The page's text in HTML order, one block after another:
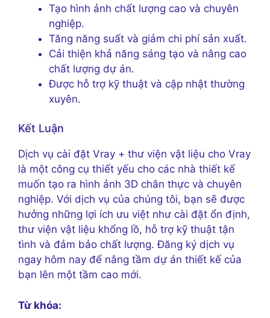
Tạo hình ảnh chất lượng cao và chuyên
nghiệp.
Tăng năng suất và giảm chi phí sản xuất.
Cải thiện khả năng sáng tạo và nâng cao
chất lượng dự án.
Được hỗ trợ kỹ thuật và cập nhật thường
xuyên.
Kết Luận
Dịch vụ cài đặt Vray + thư viện vật liệu cho Vray
là một công cụ thiết yếu cho các nhà thiết kế
muốn tạo ra hình ảnh 3D chân thực và chuyên
nghiệp. Với dịch vụ của chúng tôi, bạn sẽ được
hưởng những lợi ích ưu việt như cài đặt ổn định,
thư viện vật liệu khổng lồ, hỗ trợ kỹ thuật tận
tình và đảm bảo chất lượng. Đăng ký dịch vụ
ngay hôm nay để nâng tầm dự án thiết kế của
bạn lên một tầm cao mới.
Từ khóa: